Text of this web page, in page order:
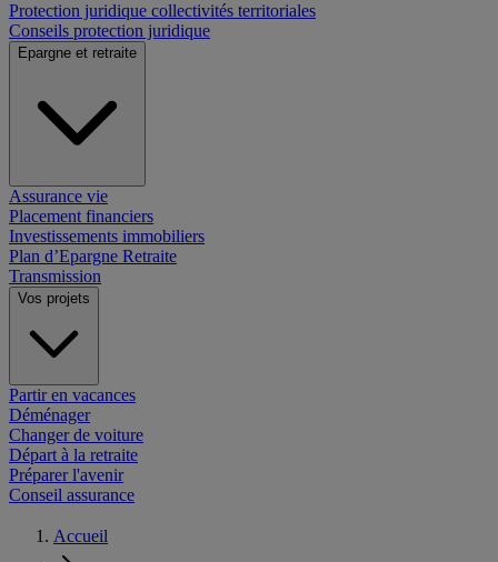
Protection juridique collectivités territoriales
Conseils protection juridique
Epargne et retraite
Assurance vie
Placement financiers
Investissements immobiliers
Plan d’Epargne Retraite
Transmission
Vos projets
Partir en vacances
Déménager
Changer de voiture
Départ à la retraite
Préparer l'avenir
Conseil assurance
Accueil